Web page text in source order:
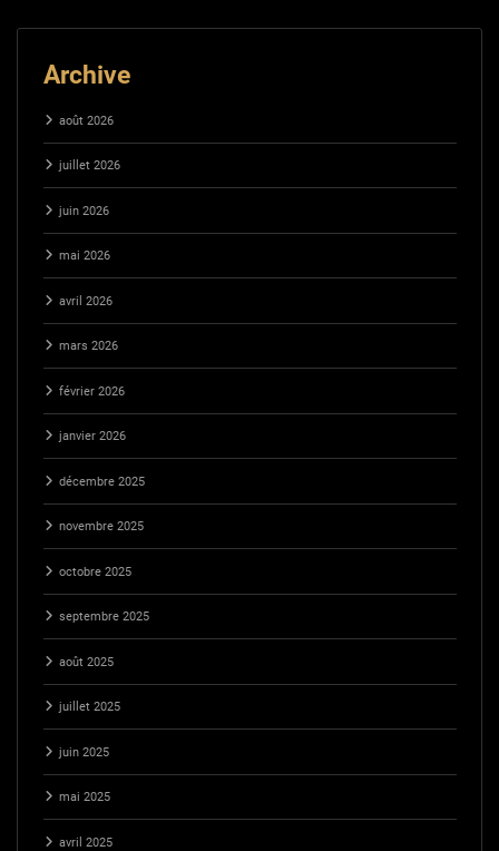
Archive
août 2026
juillet 2026
juin 2026
mai 2026
avril 2026
mars 2026
février 2026
janvier 2026
décembre 2025
novembre 2025
octobre 2025
septembre 2025
août 2025
juillet 2025
juin 2025
mai 2025
avril 2025